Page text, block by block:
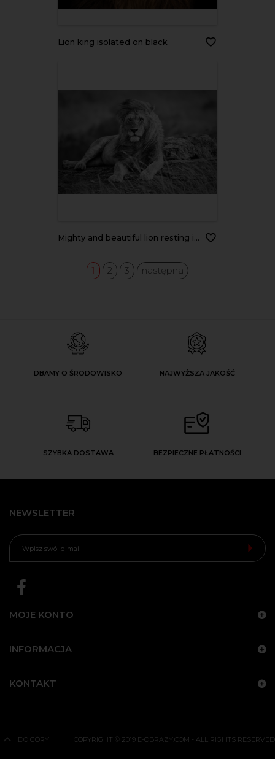
Lion king isolated on black
Mighty and beautiful lion resting in the African savannah, black and white
1 2 3 następna
DBAMY O ŚRODOWISKO NAJWYŻSZA JAKOŚĆ
SZYBKA DOSTAWA BEZPIECZNE PŁATNOŚCI
NEWSLETTER
MOJE KONTO
INFORMACJA
KONTAKT
DO GÓRY COPYRIGHT © 2019 E-OBRAZY.COM - ALL RIGHTS RESERVED